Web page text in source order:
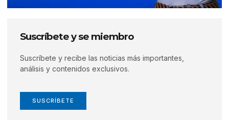
Suscríbete y se miembro
Suscríbete y recibe las noticias más importantes,
análisis y contenidos exclusivos.
SUSCRÍBETE